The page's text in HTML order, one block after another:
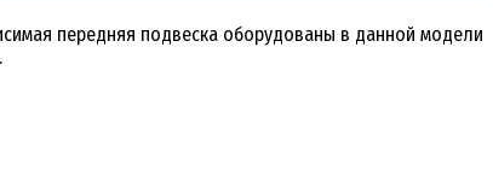
передняя подвеска оборудованы в данной модели